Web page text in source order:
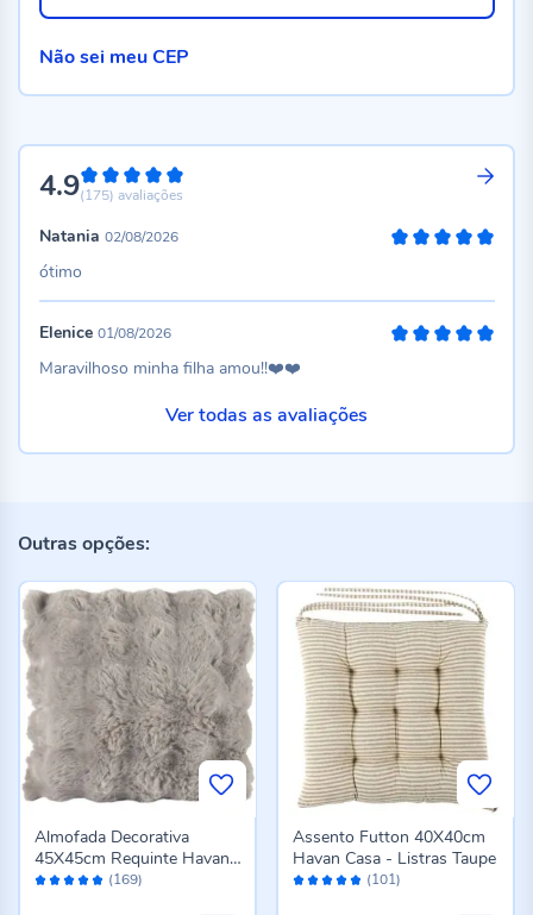
4.998%
(175) avaliações
Natania 02/08/2026
ótimo
Elenice 01/08/2026
Maravilhoso minha filha amou!!❤️❤️
Ver todas as avaliações
Não sei meu CEP
Outras opções:
Avaliação: (169)
Almofada Decorativa
45X45cm Requinte Havan
Casa - Cinza
Avaliação: (101)
Assento Futton 40X40cm
Havan Casa - Listras Taupe